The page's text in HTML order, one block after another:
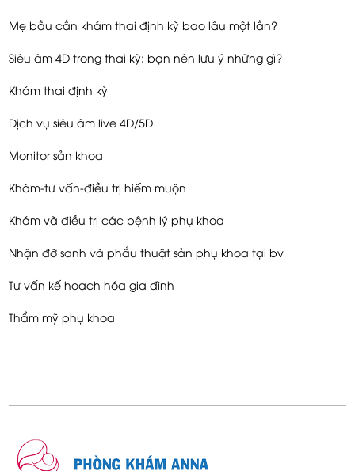
Mẹ bầu cần khám thai định kỳ bao lâu một lần?
Siêu âm 4D trong thai kỳ: bạn nên lưu ý những gì?
Khám thai định kỳ
Dịch vụ siêu âm live 4D/5D
Monitor sản khoa
Khám-tư vấn-điều trị hiếm muộn
Khám và điều trị các bệnh lý phụ khoa
Nhận đỡ sanh và phẩu thuật sản phụ khoa tại bv
Tư vấn kế hoạch hóa gia đình
Thẩm mỹ phụ khoa